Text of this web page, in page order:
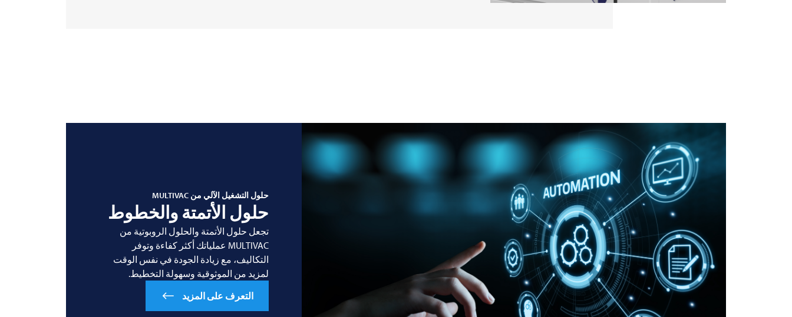
حلول التشغيل الآلي من MULTIVAC
حلول الأتمتة والخطوط
تجعل حلول الأتمتة والحلول الروبوتية من
MULTIVAC عملياتك أكثر كفاءة وتوفر
التكاليف، مع زيادة الجودة في نفس الوقت
لمزيد من الموثوقية وسهولة التخطيط.
التعرف على المزيد